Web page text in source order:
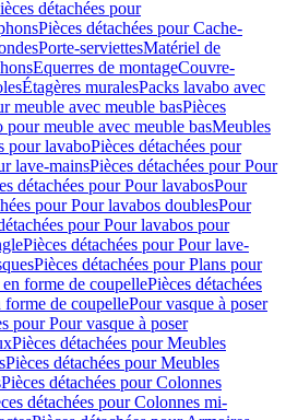
détachées pour
Pièces détachées pour Cache-
Porte-serviettesMatériel de
Equerres de montageCouvre-
Étagères muralesPacks lavabo avec
meuble avec meuble basPièces
pour meuble avec meuble basMeubles
pour lavaboPièces détachées pour
lave-mainsPièces détachées pour Pour
détachées pour Pour lavabosPour
pour Pour lavabos doublesPour
pour Pour lavabos pour
Pièces détachées pour Pour lave-
Pièces détachées pour Plans pour
forme de coupellePièces détachées
forme de coupellePour vasque à poser
pour Pour vasque à poser
Pièces détachées pour Meubles
Pièces détachées pour Meubles
Pièces détachées pour Colonnes
détachées pour Colonnes mi-